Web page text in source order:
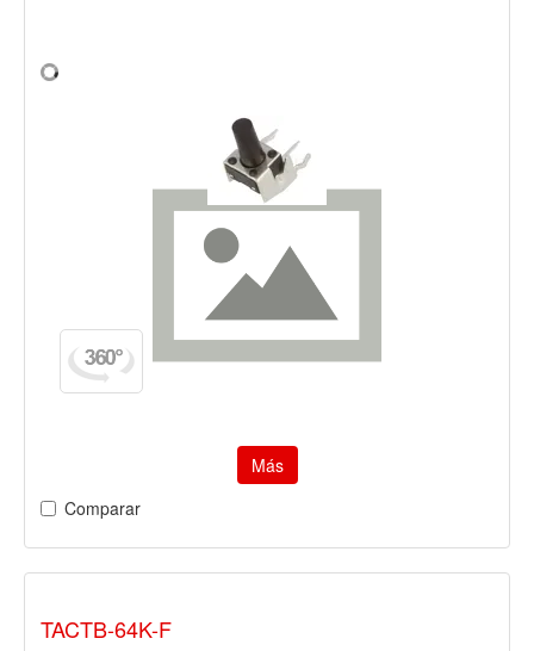
Más
Comparar
TACTB-64K-F